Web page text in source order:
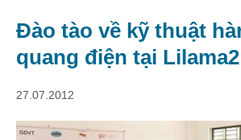
Đào tào về kỹ thuật
quang điện tại Lilama2
27.07.2012